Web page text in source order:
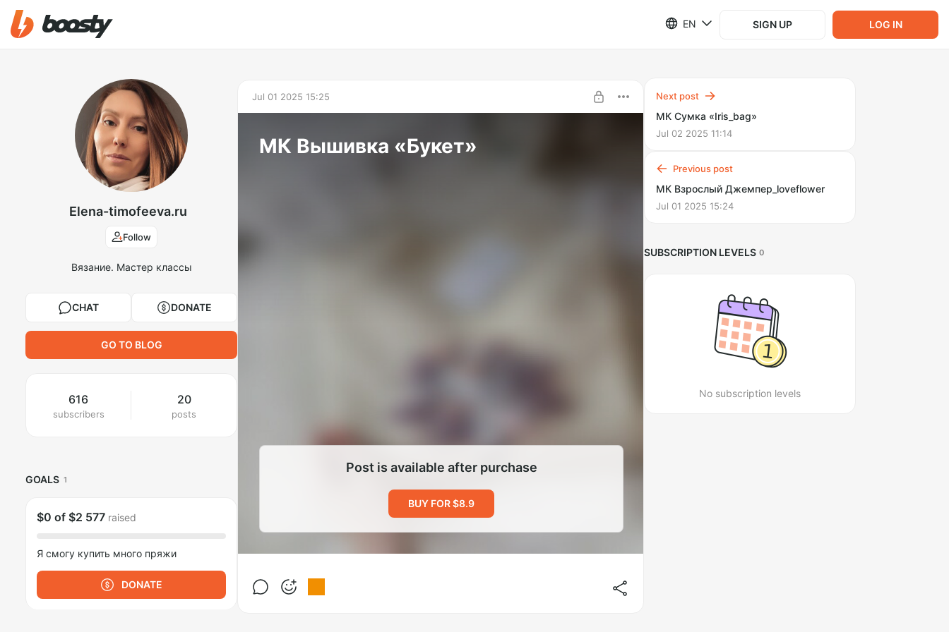
EN SIGN UP LOG IN
Elena-timofeeva.ru
Follow
Вязание. Мастер классы
CHAT DONATE
GO TO BLOG
616
subscribers
20
posts
GOALS 1
$0 of $2 577 raised
Я смогу купить много пряжи
DONATE
Jul 01 2025 15:25
МК Вышивка «Букет»
Post is available after purchase
BUY FOR $8.9
Next post
МК Сумка «Iris_bag»
Jul 02 2025 11:14
Previous post
МК Взрослый Джемпер_loveflower
Jul 01 2025 15:24
SUBSCRIPTION LEVELS 0
No subscription levels